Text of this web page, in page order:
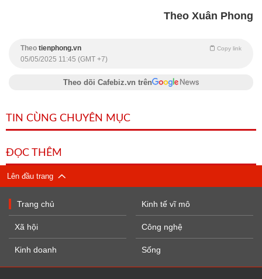
Theo Xuân Phong
Theo tienphong.vn Copy link
05/05/2025 11:45 (GMT +7)
Theo dõi Cafebiz.vn trên
TIN CÙNG CHUYÊN MỤC
ĐỌC THÊM
Lên đầu trang
Trang chủ
Xã hội
Kinh doanh
Kinh tế vĩ mô
Công nghệ
Sống